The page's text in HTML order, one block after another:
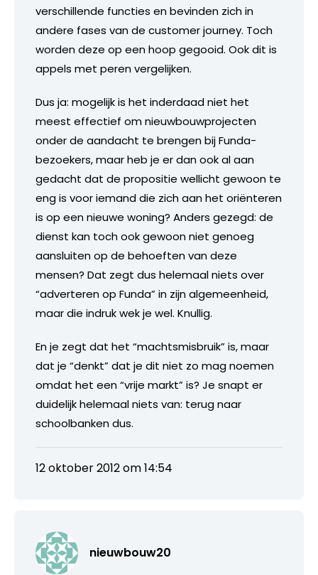
verschillende functies en bevinden zich in
andere fases van de customer journey. Toch
worden deze op een hoop gegooid. Ook dit is
appels met peren vergelijken.
Dus ja: mogelijk is het inderdaad niet het
meest effectief om nieuwbouwprojecten
onder de aandacht te brengen bij Funda-
bezoekers, maar heb je er dan ook al aan
gedacht dat de propositie wellicht gewoon te
eng is voor iemand die zich aan het oriënteren
is op een nieuwe woning? Anders gezegd: de
dienst kan toch ook gewoon niet genoeg
aansluiten op de behoeften van deze
mensen? Dat zegt dus helemaal niets over
“adverteren op Funda” in zijn algemeenheid,
maar die indruk wek je wel. Knullig.
En je zegt dat het “machtsmisbruik” is, maar
dat je “denkt” dat je dit niet zo mag noemen
omdat het een “vrije markt” is? Je snapt er
duidelijk helemaal niets van: terug naar
schoolbanken dus.
12 oktober 2012 om 14:54
nieuwbouw20